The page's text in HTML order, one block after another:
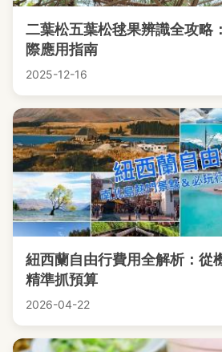
二葉松五葉松毬果辨識全攻略
際應用指南
2025-12-16
紐西蘭自由行費用全解析：從
精準抓預算
2026-04-22